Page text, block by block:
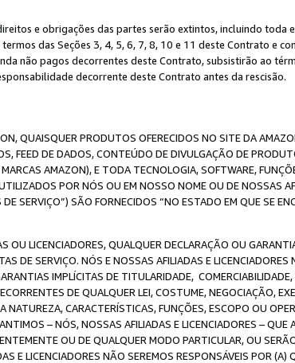
e obrigações das partes serão extintos, incluindo toda
das Seções 3, 4, 5, 6, 7, 8, 10 e 11 deste Contrato e
não pagos decorrentes deste Contrato, subsistirão ao
decorrente deste Contrato antes da rescisão.
QUAISQUER PRODUTOS OFERECIDOS NO SITE DA
FEED DE DADOS, CONTEÚDO DE DIVULGAÇÃO DE
AMAZON), E TODA TECNOLOGIA, SOFTWARE,
POR NÓS OU EM NOSSO NOME OU DE NOSSAS
SERVIÇO”) SÃO FORNECIDOS “NO ESTADO EM QUE SE
OU LICENCIADORES, QUALQUER DECLARAÇÃO OU
DE SERVIÇO. NÓS E NOSSAS AFILIADAS E
IMPLÍCITAS DE TITULARIDADE,
DE QUALQUER LEI, COSTUME, NEGOCIAÇÃO,
NATUREZA, CARACTERÍSTICAS, FUNÇÕES, ESCOPO OU
– NÓS, NOSSAS AFILIADAS E LICENCIADORES – QUE
OU DE QUALQUER MODO PARTICULAR, OU
E LICENCIADORES NÃO SEREMOS RESPONSÁVEIS POR (A)